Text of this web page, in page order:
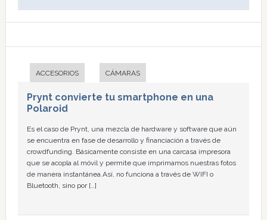
ACCESORIOS CÁMARAS
Prynt convierte tu smartphone en una
Polaroid
Es el caso de Prynt, una mezcla de hardware y software que aún
se encuentra en fase de desarrollo y financiación a través de
crowdfunding. Básicamente consiste en una carcasa impresora
que se acopla al móvil y permite que imprimamos nuestras fotos
de manera instantánea.Así, no funciona a través de WIFI o
Bluetooth, sino por […]